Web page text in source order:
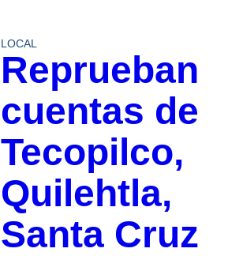
LOCAL
Reprueban
cuentas de
Tecopilco,
Quilehtla,
Santa Cruz